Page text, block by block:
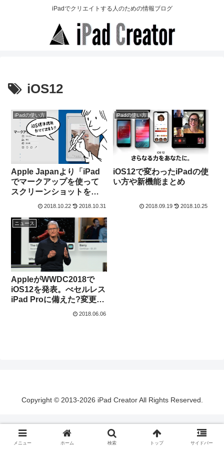
iPadでクリエイトする人のための情報ブログ
iOS12
iPadの使い方
Apple Japanより「iPad
でマークアップを使って
スクリーンショットを編
集する方法」の動画が公
2018.10.22 2018.10.31
iPadの使い方
iOS12で変わったiPadの使
い方や新機能まとめ
2018.09.19 2018.10.25
ニュース
AppleがWWDC2018で
iOS12を発表。べセルレス
iPad Proに備えた?変更や
新アプリを多数リリース
2018.06.06
Copyright © 2013-2026 iPad Creator All Rights Reserved.
メニュー ホーム 検索 トップ サイドバー